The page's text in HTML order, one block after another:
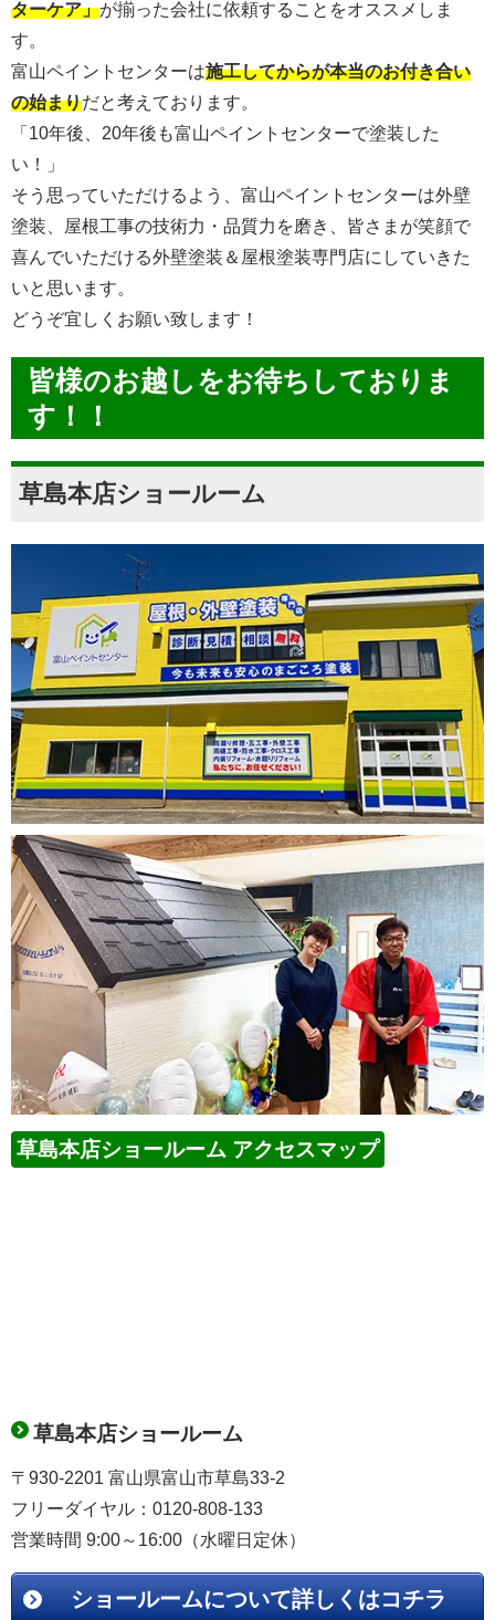
ターケア」が揃った会社に依頼することをオススメしま
す。
富山ペイントセンターは施工してからが本当のお付き合い
の始まりだと考えております。
「10年後、20年後も富山ペイントセンターで塗装した
い！」
そう思っていただけるよう、富山ペイントセンターは外壁
塗装、屋根工事の技術力・品質力を磨き、皆さまが笑顔で
喜んでいただける外壁塗装＆屋根塗装専門店にしていきた
いと思います。
どうぞ宜しくお願い致します！
皆様のお越しをお待ちしておりま
す！！
草島本店ショールーム
草島本店ショールーム アクセスマップ
草島本店ショールーム
〒930-2201 富山県富山市草島33-2
フリーダイヤル：0120-808-133
営業時間 9:00～16:00（水曜日定休）
ショールームについて詳しくはコチラ